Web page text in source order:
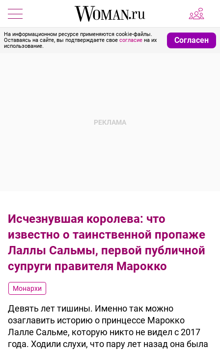
На информационном ресурсе применяются cookie-файлы.
Оставаясь на сайте, вы подтверждаете свое согласие на их
использование.
Согласен
Исчезнувшая королева: что
известно о таинственной пропаже
Лаллы Сальмы, первой публичной
супруги правителя Марокко
Монархи
Девять лет тишины. Именно так можно
озаглавить историю о принцессе Марокко
Лалле Сальме, которую никто не видел с 2017
года. Ходили слухи, что пару лет назад она была